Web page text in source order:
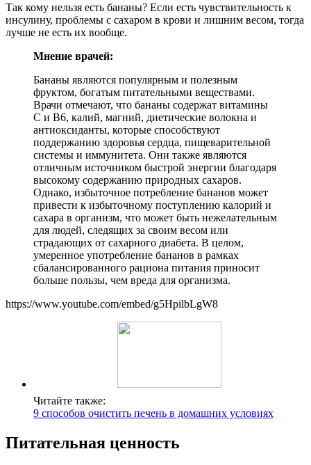
Так кому нельзя есть бананы? Если есть чувствительность к
инсулину, проблемы с сахаром в крови и лишним весом, тогда
лучше не есть их вообще.
Мнение врачей:
Бананы являются популярным и полезным
фруктом, богатым питательными веществами.
Врачи отмечают, что бананы содержат витамины
С и В6, калий, магний, диетические волокна и
антиоксиданты, которые способствуют
поддержанию здоровья сердца, пищеварительной
системы и иммунитета. Они также являются
отличным источником быстрой энергии благодаря
высокому содержанию природных сахаров.
Однако, избыточное потребление бананов может
привести к избыточному поступлению калорий и
сахара в организм, что может быть нежелательным
для людей, следящих за своим весом или
страдающих от сахарного диабета. В целом,
умеренное употребление бананов в рамках
сбалансированного рациона питания приносит
больше пользы, чем вреда для организма.
https://www.youtube.com/embed/g5HpilbLgW8
Читайте также:
9 способов очистить печень в домашних условиях
Питательная ценность